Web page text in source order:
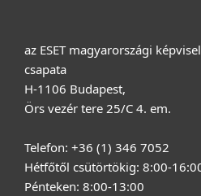
az ESET magyarországi
csapata
H-1106 Budapest,
Örs vezér tere 25/C 4. em.
Telefon: +36 (1) 346 7052
Hétfőtől csütörtökig: 8:00-
Pénteken: 8:00-13:00